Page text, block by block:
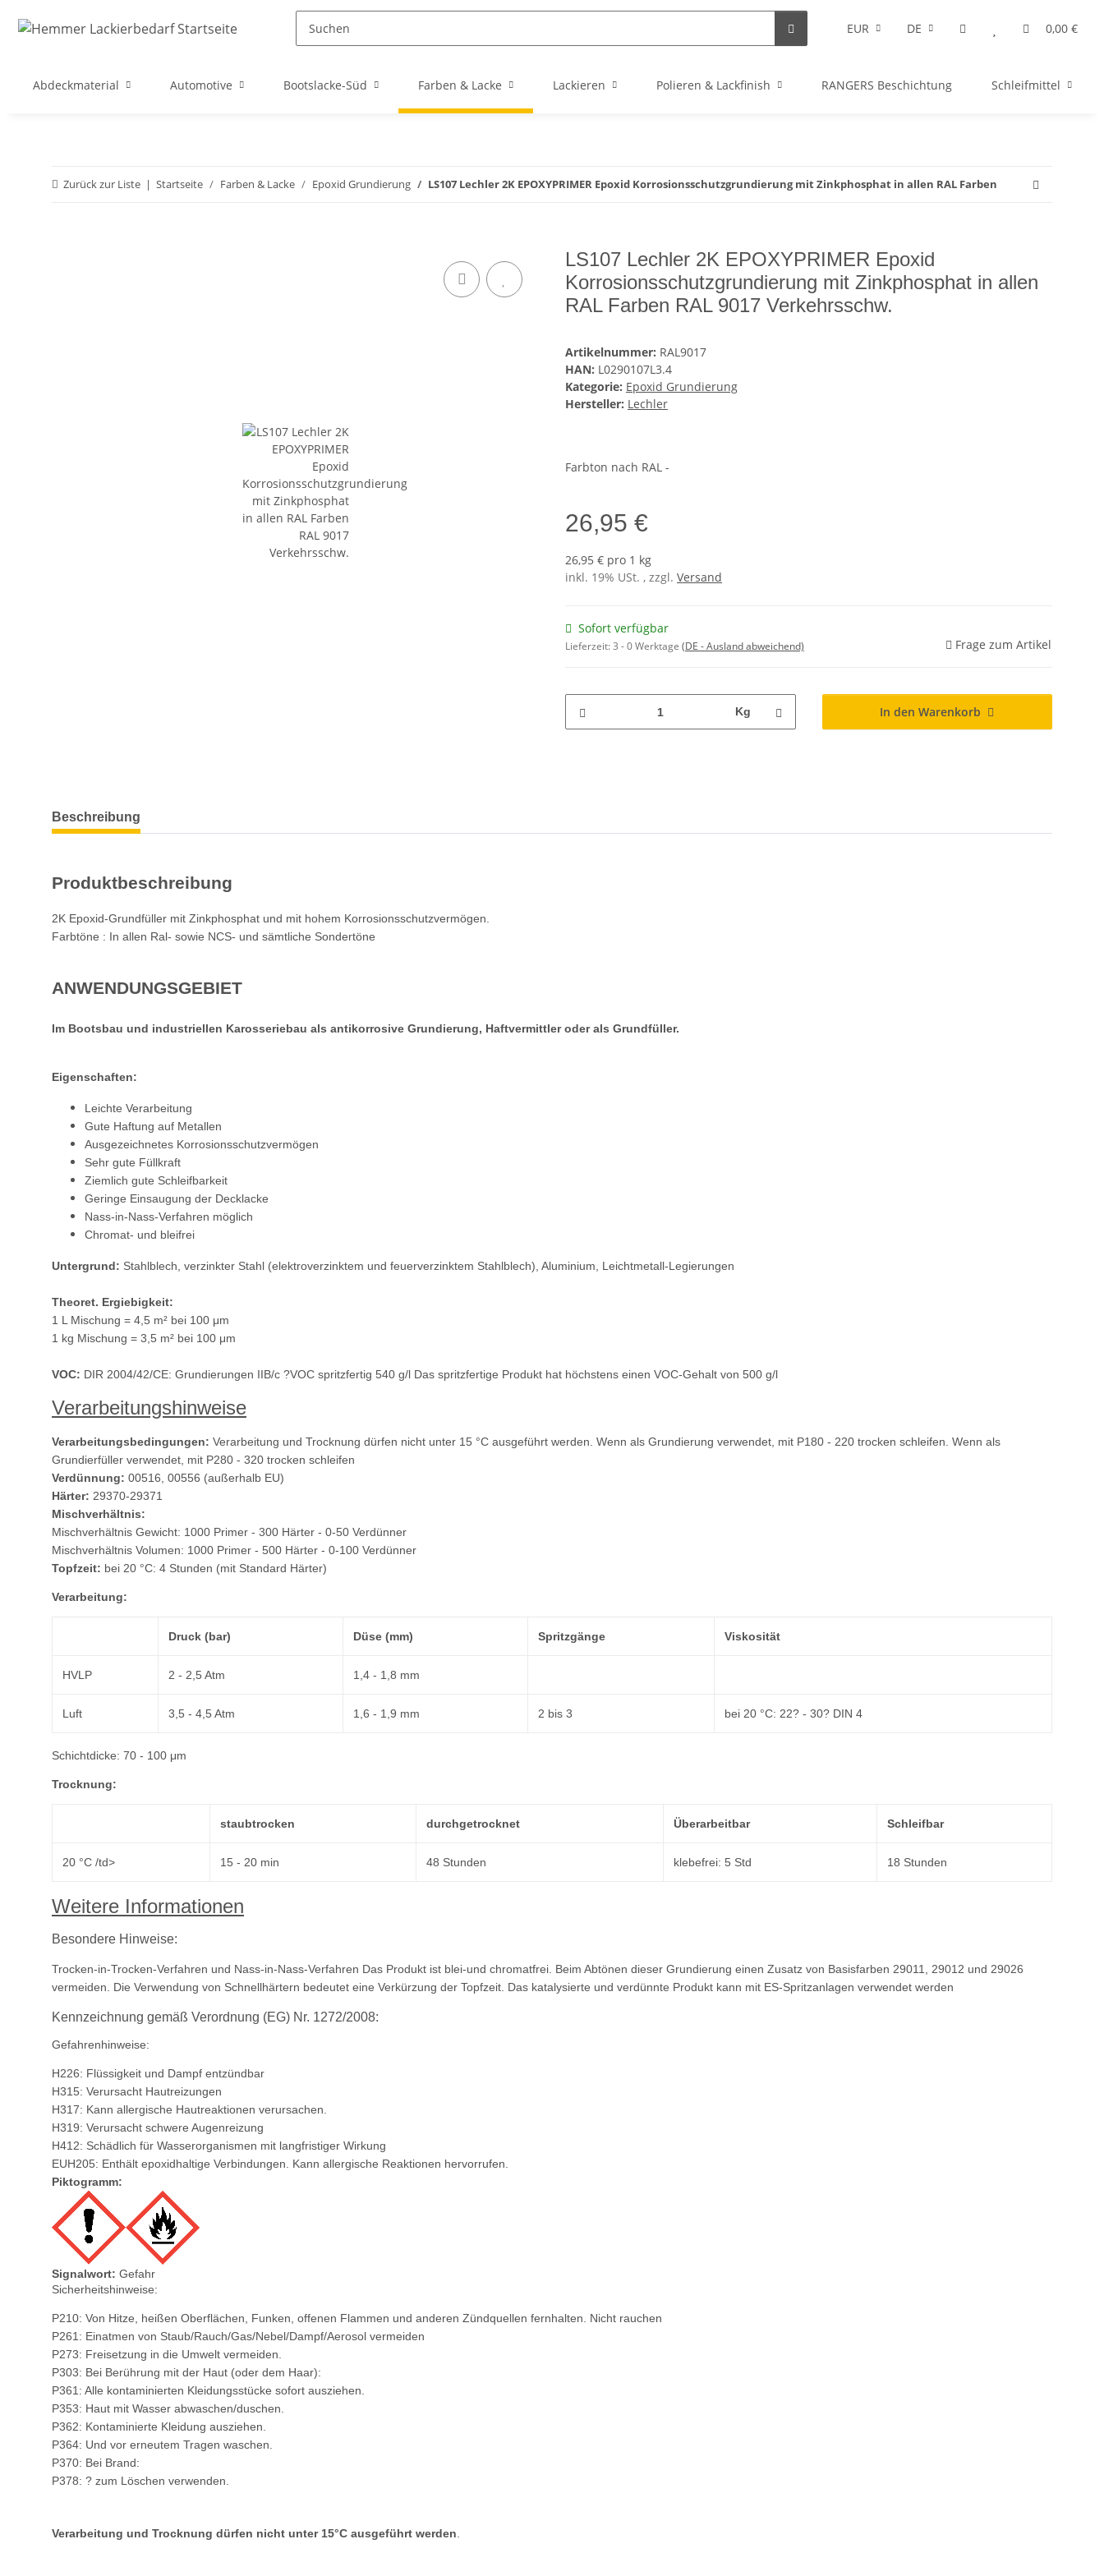
EUR DE 0,00 €
Abdeckmaterial Automotive Bootslacke-Süd Farben & Lacke Lackieren Polieren & Lackfinish RANGERS Beschichtung Schleifmittel
Zurück zur Liste Startseite Farben & Lacke Epoxid Grundierung LS107 Lechler 2K EPOXYPRIMER Epoxid Korrosionsschutzgrundierung mit Zinkphosphat in allen RAL Farben
LS107 Lechler 2K EPOXYPRIMER Epoxid
Korrosionsschutzgrundierung mit Zinkphosphat in allen
RAL Farben RAL 9017 Verkehrsschw.
Artikelnummer: RAL9017
HAN: L0290107L3.4
Kategorie: Epoxid Grundierung
Hersteller: Lechler
Farbton nach RAL -
26,95 €
26,95 € pro 1 kg
inkl. 19% USt. , zzgl. Versand
Sofort verfügbar
Lieferzeit:3 - 0 Werktage (DE - Ausland abweichend) Frage zum Artikel
Kg In den Warenkorb
weitere Registerkarten anzeigen
Beschreibung
Produktbeschreibung
2K Epoxid-Grundfüller mit Zinkphosphat und mit hohem Korrosionsschutzvermögen.
Farbtöne : In allen Ral- sowie NCS- und sämtliche Sondertöne
ANWENDUNGSGEBIET
Im Bootsbau und industriellen Karosseriebau als antikorrosive Grundierung, Haftvermittler oder als Grundfüller.
Eigenschaften:
Leichte Verarbeitung
Gute Haftung auf Metallen
Ausgezeichnetes Korrosionsschutzvermögen
Sehr gute Füllkraft
Ziemlich gute Schleifbarkeit
Geringe Einsaugung der Decklacke
Nass-in-Nass-Verfahren möglich
Chromat- und bleifrei
Untergrund: Stahlblech, verzinkter Stahl (elektroverzinktem und feuerverzinktem Stahlblech), Aluminium, Leichtmetall-Legierungen
Theoret. Ergiebigkeit:
1 L Mischung = 4,5 m² bei 100 μm
1 kg Mischung = 3,5 m² bei 100 μm
VOC: DIR 2004/42/CE: Grundierungen IIB/c ?VOC spritzfertig 540 g/l Das spritzfertige Produkt hat höchstens einen VOC-Gehalt von 500 g/l
Verarbeitungshinweise
Verarbeitungsbedingungen: Verarbeitung und Trocknung dürfen nicht unter 15 °C ausgeführt werden. Wenn als Grundierung verwendet, mit P180 - 220 trocken schleifen. Wenn als
Grundierfüller verwendet, mit P280 - 320 trocken schleifen
Verdünnung: 00516, 00556 (außerhalb EU)
Härter: 29370-29371
Mischverhältnis:
Mischverhältnis Gewicht: 1000 Primer - 300 Härter - 0-50 Verdünner
Mischverhältnis Volumen: 1000 Primer - 500 Härter - 0-100 Verdünner
Topfzeit: bei 20 °C: 4 Stunden (mit Standard Härter)
Verarbeitung:
Druck (bar) Düse (mm) Spritzgänge Viskosität
HVLP 2 - 2,5 Atm 1,4 - 1,8 mm
Luft 3,5 - 4,5 Atm 1,6 - 1,9 mm 2 bis 3 bei 20 °C: 22? - 30? DIN 4
Schichtdicke: 70 - 100 μm
Trocknung:
staubtrocken durchgetrocknet Überarbeitbar Schleifbar
20 °C /td> 15 - 20 min 48 Stunden klebefrei: 5 Std 18 Stunden
Weitere Informationen
Besondere Hinweise:
Trocken-in-Trocken-Verfahren und Nass-in-Nass-Verfahren Das Produkt ist blei-und chromatfrei. Beim Abtönen dieser Grundierung einen Zusatz von Basisfarben 29011, 29012 und 29026
vermeiden. Die Verwendung von Schnellhärtern bedeutet eine Verkürzung der Topfzeit. Das katalysierte und verdünnte Produkt kann mit ES-Spritzanlagen verwendet werden
Kennzeichnung gemäß Verordnung (EG) Nr. 1272/2008:
Gefahrenhinweise:
H226: Flüssigkeit und Dampf entzündbar
H315: Verursacht Hautreizungen
H317: Kann allergische Hautreaktionen verursachen.
H319: Verursacht schwere Augenreizung
H412: Schädlich für Wasserorganismen mit langfristiger Wirkung
EUH205: Enthält epoxidhaltige Verbindungen. Kann allergische Reaktionen hervorrufen.
Piktogramm:
Signalwort: Gefahr
Sicherheitshinweise:
P210: Von Hitze, heißen Oberflächen, Funken, offenen Flammen und anderen Zündquellen fernhalten. Nicht rauchen
P261: Einatmen von Staub/Rauch/Gas/Nebel/Dampf/Aerosol vermeiden
P273: Freisetzung in die Umwelt vermeiden.
P303: Bei Berührung mit der Haut (oder dem Haar):
P361: Alle kontaminierten Kleidungsstücke sofort ausziehen.
P353: Haut mit Wasser abwaschen/duschen.
P362: Kontaminierte Kleidung ausziehen.
P364: Und vor erneutem Tragen waschen.
P370: Bei Brand:
P378: ? zum Löschen verwenden.
Verarbeitung und Trocknung dürfen nicht unter 15°C ausgeführt werden.